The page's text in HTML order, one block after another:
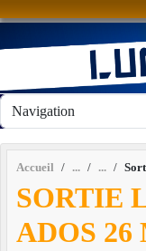
Accueil
SORTIE
ADOS 26